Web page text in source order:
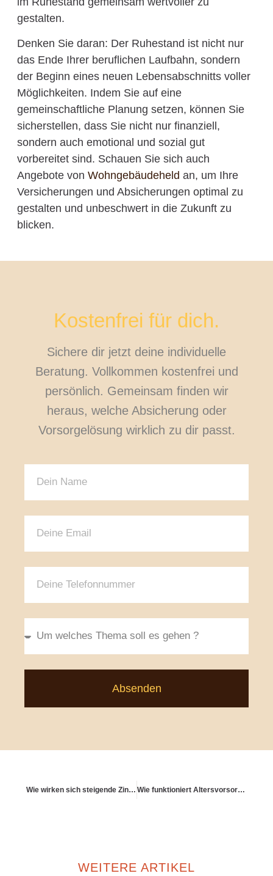
gestalten.
Denken Sie daran: Der Ruhestand ist nicht nur
das Ende Ihrer beruflichen Laufbahn, sondern
der Beginn eines neuen Lebensabschnitts voller
Möglichkeiten. Indem Sie auf eine
gemeinschaftliche Planung setzen, können Sie
sicherstellen, dass Sie nicht nur finanziell,
sondern auch emotional und sozial gut
vorbereitet sind. Schauen Sie sich auch
Angebote von Wohngebäudeheld an, um Ihre
Versicherungen und Absicherungen optimal zu
gestalten und unbeschwert in die Zukunft zu
blicken.
Kostenfrei für dich.
Sichere dir jetzt deine individuelle
Beratung. Vollkommen kostenfrei und
persönlich. Gemeinsam finden wir
heraus, welche Absicherung oder
Vorsorgelösung wirklich zu dir passt.
Absenden
Wie wirken sich steigende Zinsen auf Lebensversicherungen aus? Wie funktioniert Altersvorsorge für Beamte?
WEITERE ARTIKEL